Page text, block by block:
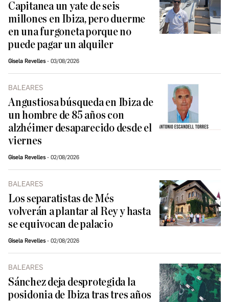
Capitanea un yate de seis
millones en Ibiza, pero duerme
en una furgoneta porque no
puede pagar un alquiler
Gisela Revelles 03/08/2026
BALEARES
Angustiosa búsqueda en Ibiza de
un hombre de 85 años con
alzhéimer desaparecido desde el
viernes
Gisela Revelles 02/08/2026
BALEARES
Los separatistas de Més
volverán a plantar al Rey y hasta
se equivocan de palacio
Gisela Revelles 02/08/2026
BALEARES
Sánchez deja desprotegida la
posidonia de Ibiza tras tres años